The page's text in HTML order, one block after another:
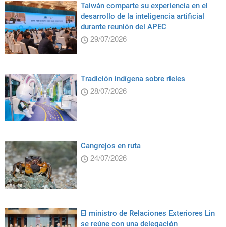
Taiwán comparte su experiencia en el
desarrollo de la inteligencia artificial
durante reunión del APEC
29/07/2026
Tradición indígena sobre rieles
28/07/2026
Cangrejos en ruta
24/07/2026
El ministro de Relaciones Exteriores Lin
se reúne con una delegación